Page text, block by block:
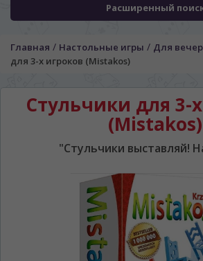
Расширенный
Главная / Настольные игры / Для
для 3-х игроков (Міstakos)
Стульчики для 3-
(Міstakos)
"Стульчики выставляй!